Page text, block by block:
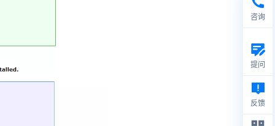
咨询
提问
反馈